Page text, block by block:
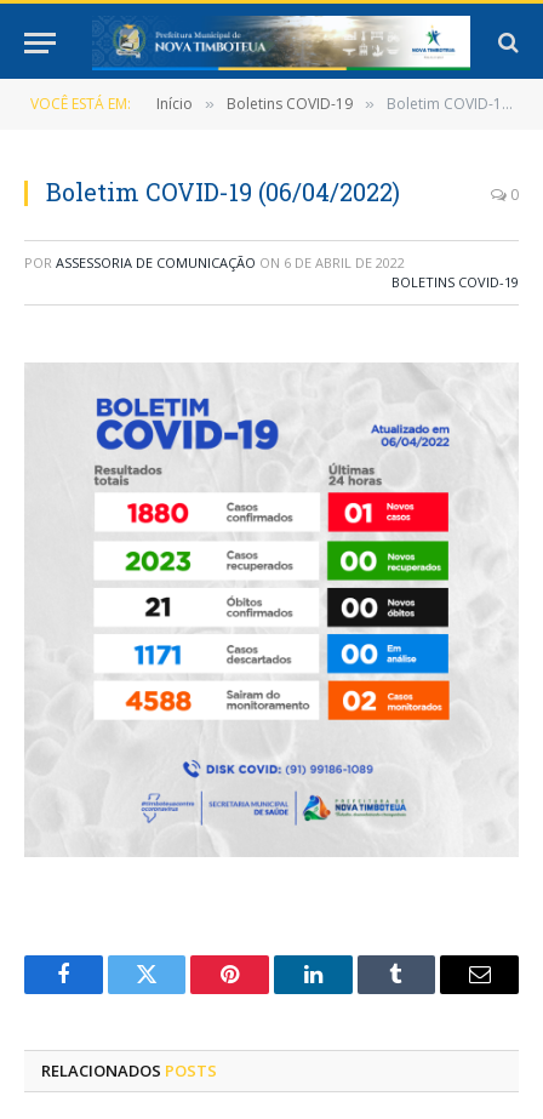
VOCÊ ESTÁ EM: Início » Boletins COVID-19 » Boletim COVID-19 (06/04/2022)
Boletim COVID-19 (06/04/2022) 0
POR ASSESSORIA DE COMUNICAÇÃO ON 6 DE ABRIL DE 2022
BOLETINS COVID-19
FacebookTwitter Pinterest LinkedInTumblr
E-
RELACIONADOS POSTS